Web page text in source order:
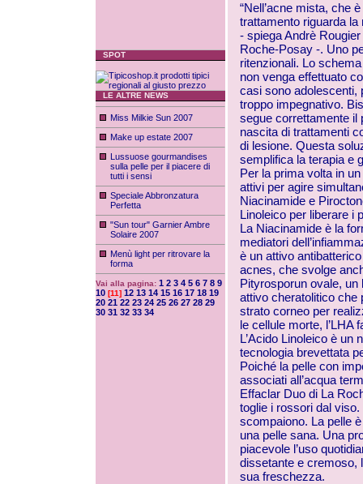
SPOT
LE ALTRE NEWS
Miss Milkie Sun 2007
Make up estate 2007
Lussuose gourmandises
sulla pelle per il piacere di
tutti i sensi
Speciale Abbronzatura
Perfetta
"Sun tour" Garnier Ambre
Solaire 2007
Menù light per ritrovare la
forma
Vai alla pagina: 1 2 3 4 5 6 7 8 9
10 [11] 12 13 14 15 16 17 18 19
20 21 22 23 24 25 26 27 28 29
30 31 32 33 34
“Nell’acne mista, che
trattamento riguarda
- spiega Andrè
Roche-Posay -. Uno
ritenzionali. Lo
non venga effettuato
casi sono adolescenti,
troppo impegnativo.
segue correttamente il
nascita di trattamenti
di lesione. Questa
semplifica la terapia e
Per la prima volta in
attivi per agire
Niacinamide e
Linoleico per liberare i
La Niacinamide è la
mediatori
è un attivo
acnes, che svolge
Pityrosporun ovale, un
attivo cheratolitico che
strato corneo per
le cellule morte, l’LHA
L’Acido Linoleico è un
tecnologia brevettata
Poiché la pelle con
associati all’acqua
Effaclar Duo di La
toglie i rossori dal
scompaiono. La pelle
una pelle sana. Una
piacevole l’uso
dissetante e cremoso,
sua freschezza.